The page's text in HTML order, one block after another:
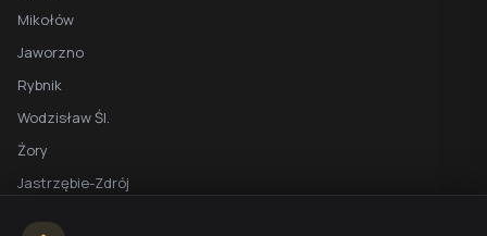
Mikołów
Jaworzno
Rybnik
Wodzisław Śl.
Żory
Jastrzębie-Zdrój